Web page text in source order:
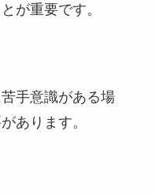
が重要です。
手意識がある場
あります。